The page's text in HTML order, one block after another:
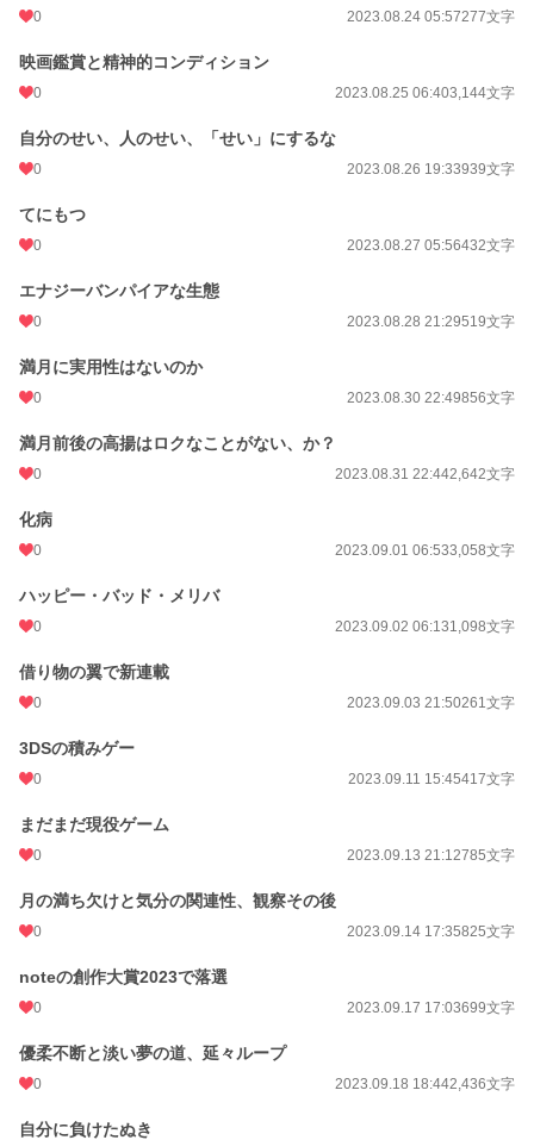
0 2023.08.24 05:57277文字
映画鑑賞と精神的コンディション
0 2023.08.25 06:403,144文字
自分のせい、人のせい、「せい」にするな
0 2023.08.26 19:33939文字
てにもつ
0 2023.08.27 05:56432文字
エナジーバンパイアな生態
0 2023.08.28 21:29519文字
満月に実用性はないのか
0 2023.08.30 22:49856文字
満月前後の高揚はロクなことがない、か？
0 2023.08.31 22:442,642文字
化病
0 2023.09.01 06:533,058文字
ハッピー・バッド・メリバ
0 2023.09.02 06:131,098文字
借り物の翼で新連載
0 2023.09.03 21:50261文字
3DSの積みゲー
0 2023.09.11 15:45417文字
まだまだ現役ゲーム
0 2023.09.13 21:12785文字
月の満ち欠けと気分の関連性、観察その後
0 2023.09.14 17:35825文字
noteの創作大賞2023で落選
0 2023.09.17 17:03699文字
優柔不断と淡い夢の道、延々ループ
0 2023.09.18 18:442,436文字
自分に負けたぬき